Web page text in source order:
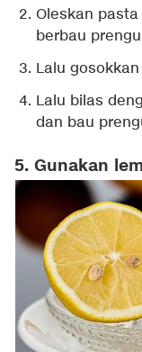
Oleskan
berbau
Lalu
Lalu bilas
dan bau
5. Gunakan